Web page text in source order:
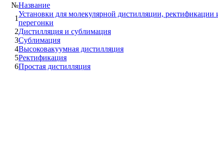
№Название
1
Установки для молекулярной дистилляции, ректификации
перегонки
2Дистилляция и сублимация
3Сублимация
4Высоковакуумная дистилляция
5Ректификация
6Простая дистилляция